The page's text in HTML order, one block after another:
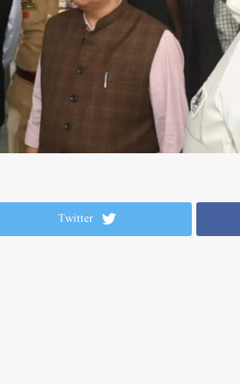
Twitter